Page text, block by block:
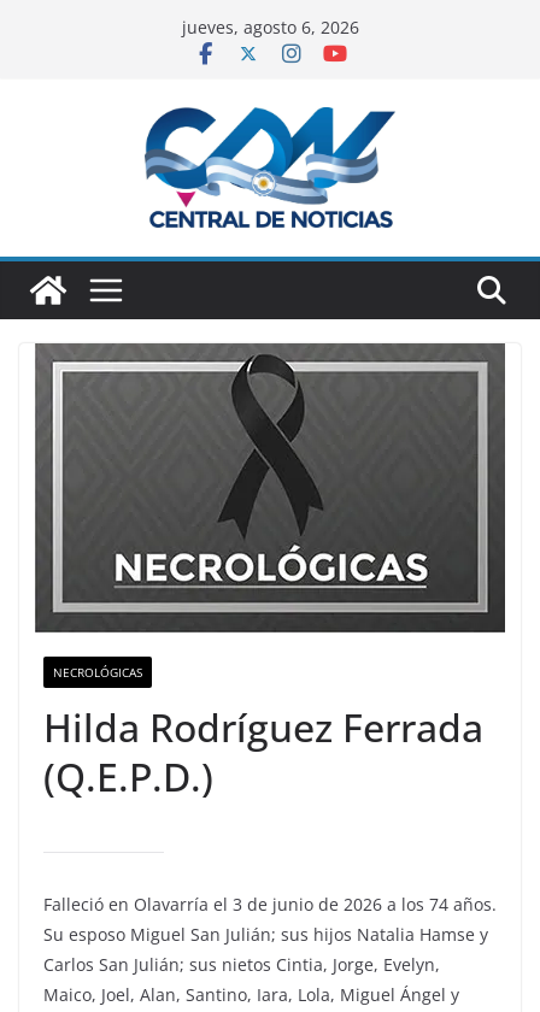
jueves, agosto 6, 2026
NECROLÓGICAS
Hilda Rodríguez Ferrada
(Q.E.P.D.)
Falleció en Olavarría el 3 de junio de 2026 a los 74 años.
Su esposo Miguel San Julián; sus hijos Natalia Hamse y
Carlos San Julián; sus nietos Cintia, Jorge, Evelyn,
Maico, Joel, Alan, Santino, Iara, Lola, Miguel Ángel y